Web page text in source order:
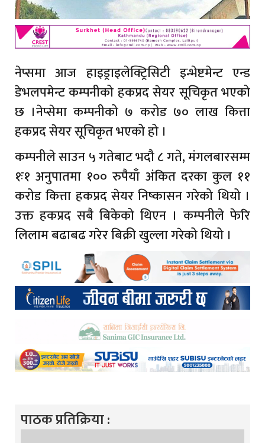
नेप्समा आज हाइड्राइलेक्ट्रिसिटी इन्भेष्टमेन्ट एन्ड
डेभलपमेन्ट कम्पनीको हकप्रद सेयर सूचिकृत भएको
छ ।नेप्सेमा कम्पनीको ७ करोड ७० लाख कित्ता
हकप्रद सेयर सूचिकृत भएको हो ।
कम्पनीले साउन ५ गतेबाट भदौ ८ गते, मंगलबारसम्म
१ः१ अनुपातमा १०० रुपैयाँ अंकित दरका कुल ११
करोड कित्ता हकप्रद सेयर निष्कासन गरेको थियो ।
उक्त हकप्रद सबै बिकेको थिएन । कम्पनीले फेरि
लिलाम बढाबढ गरेर बिक्री खुल्ला गरेको थियो ।
पाठक प्रतिक्रिया :